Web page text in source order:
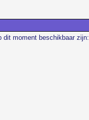
moment beschikbaar zijn: